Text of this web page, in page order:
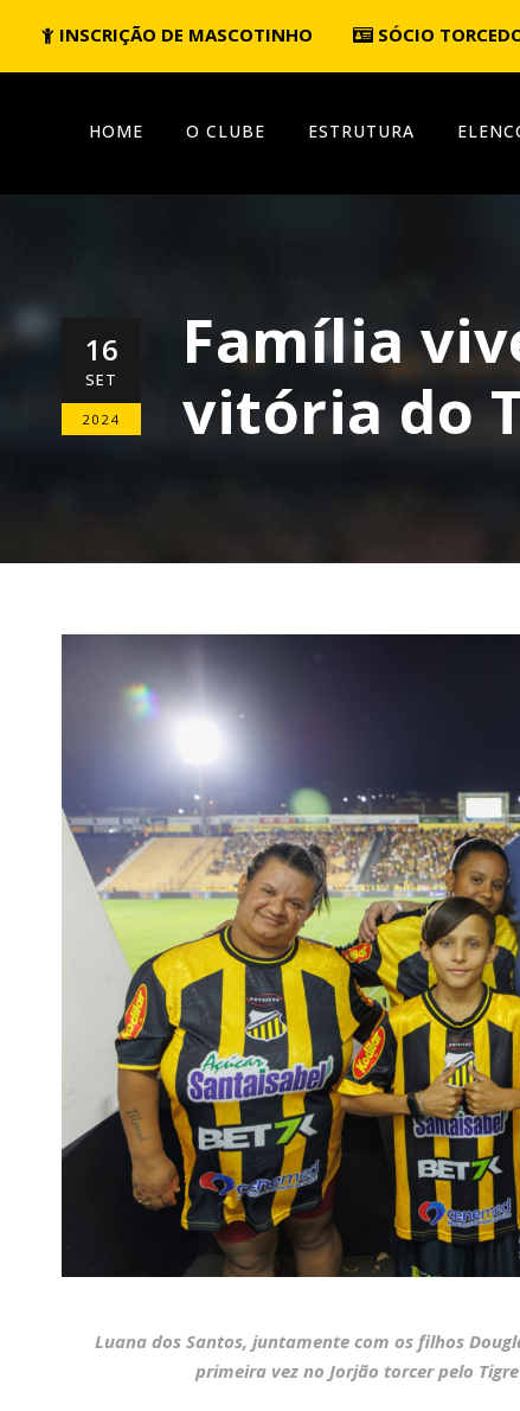
INSCRIÇÃO DE MASCOTINHO SÓCIO
HOME O CLUBE ESTRUTURA
16
SET
2024
Família
vitória do
Luana dos Santos, juntamente com os filhos
primeira vez no Jorjão torcer pelo